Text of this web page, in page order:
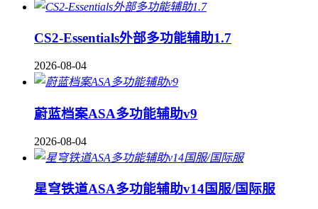
CS2-Essentials外部多功能辅助1.7
2026-08-04
蔚蓝档案ASA多功能辅助v9
2026-08-04
星穹铁道ASA多功能辅助v14国服/国际服